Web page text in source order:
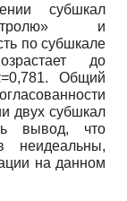
субшкал
и
по субшкале
до
Общий
двух субшкал
вывод, что
неидеальны,
на данном